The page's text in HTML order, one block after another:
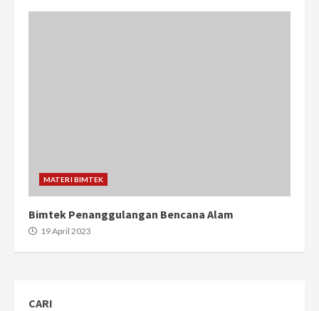
MATERI BIMTEK
Bimtek Penanggulangan Bencana Alam
19 April 2023
CARI